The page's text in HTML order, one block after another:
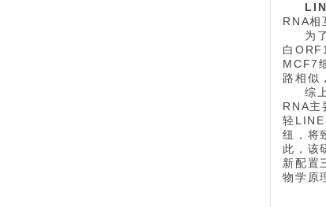
RNA相
为
白
MCF7
路相似
综
RNA主
轻
纽，将
此，该
新配置
物学原